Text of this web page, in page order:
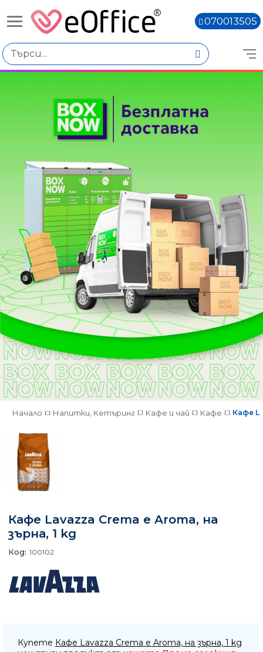
070013505
Начало Напитки, Кетъринг Кафе и чай Кафе Кафе
Кафе Lavazza Crema e Aroma, на
зърна, 1 kg
Код: 100102
Купете Кафе Lavazza Crema e Aroma, на зърна, 1 kg